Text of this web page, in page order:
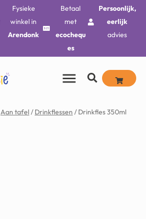
Fysieke
winkel in
Arendonk
Betaal
met
ecochequ
es
Persoonlijk,
eerlijk
advies
Aan tafel/ Drinkflessen / Drinkfles 350ml